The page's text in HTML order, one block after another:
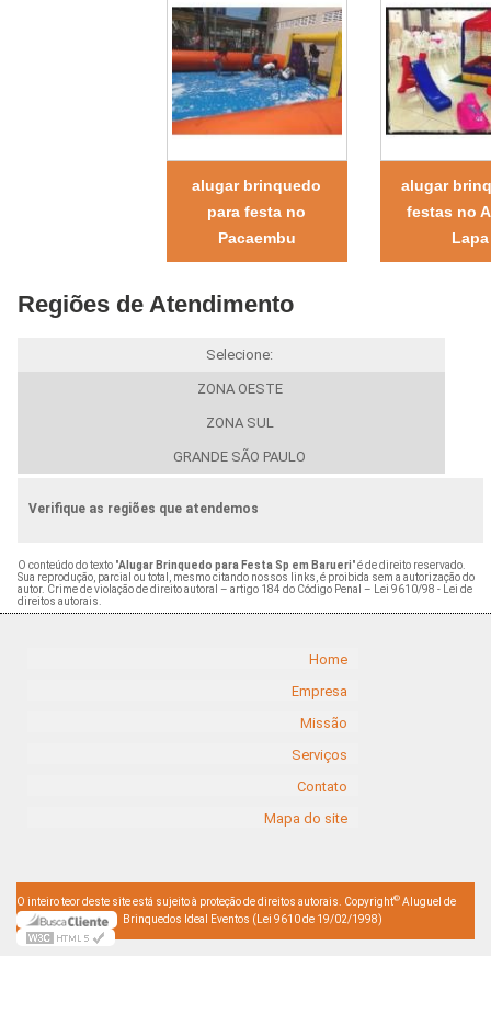
alugar brinquedo
para festa no
Pacaembu
alugar
festas no
Lapa
Regiões de Atendimento
Selecione:
ZONA OESTE
ZONA SUL
GRANDE SÃO PAULO
Verifique as regiões que atendemos
O conteúdo do texto "Alugar Brinquedo para Festa Sp em Barueri" é de direito reservado.
Sua reprodução, parcial ou total, mesmo citando nossos links, é proibida sem a autorização do
autor. Crime de violação de direito autoral – artigo 184 do Código Penal – Lei 9610/98 - Lei de
direitos autorais.
Home
Empresa
Missão
Serviços
Contato
Mapa do site
O inteiro teor deste site está sujeito à proteção de direitos autorais. Copyright© Aluguel de
Brinquedos Ideal Eventos (Lei 9610 de 19/02/1998)